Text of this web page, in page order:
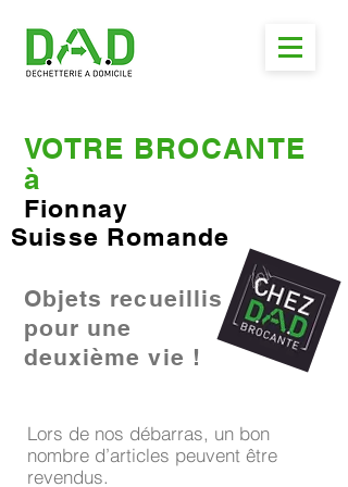
VOTRE BROCANTE
à
Fionnay
Suisse Romande
Objets recueillis
pour une
deuxième vie !
Lors de nos débarras, un bon
nombre d’articles peuvent être
revendus.